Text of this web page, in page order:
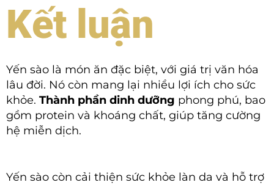
Kết luận
Yến sào là món ăn đặc biệt, với giá trị văn hóa
lâu đời. Nó còn mang lại nhiều lợi ích cho sức
khỏe. Thành phần dinh dưỡng phong phú, bao
gồm protein và khoáng chất, giúp tăng cường
hệ miễn dịch.
Yến sào còn cải thiện sức khỏe làn da và hỗ trợ